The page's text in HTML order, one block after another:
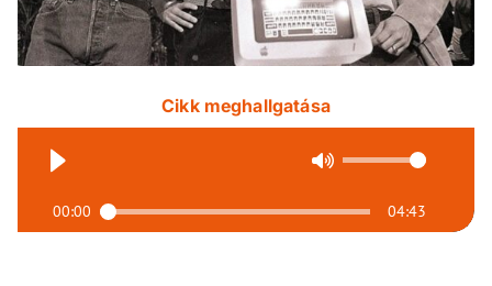
Cikk meghallgatása
00:00 04:43